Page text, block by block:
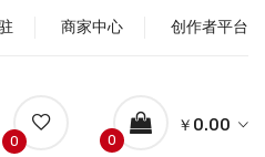
商家中心 创作者平台
0
￥0.00
0